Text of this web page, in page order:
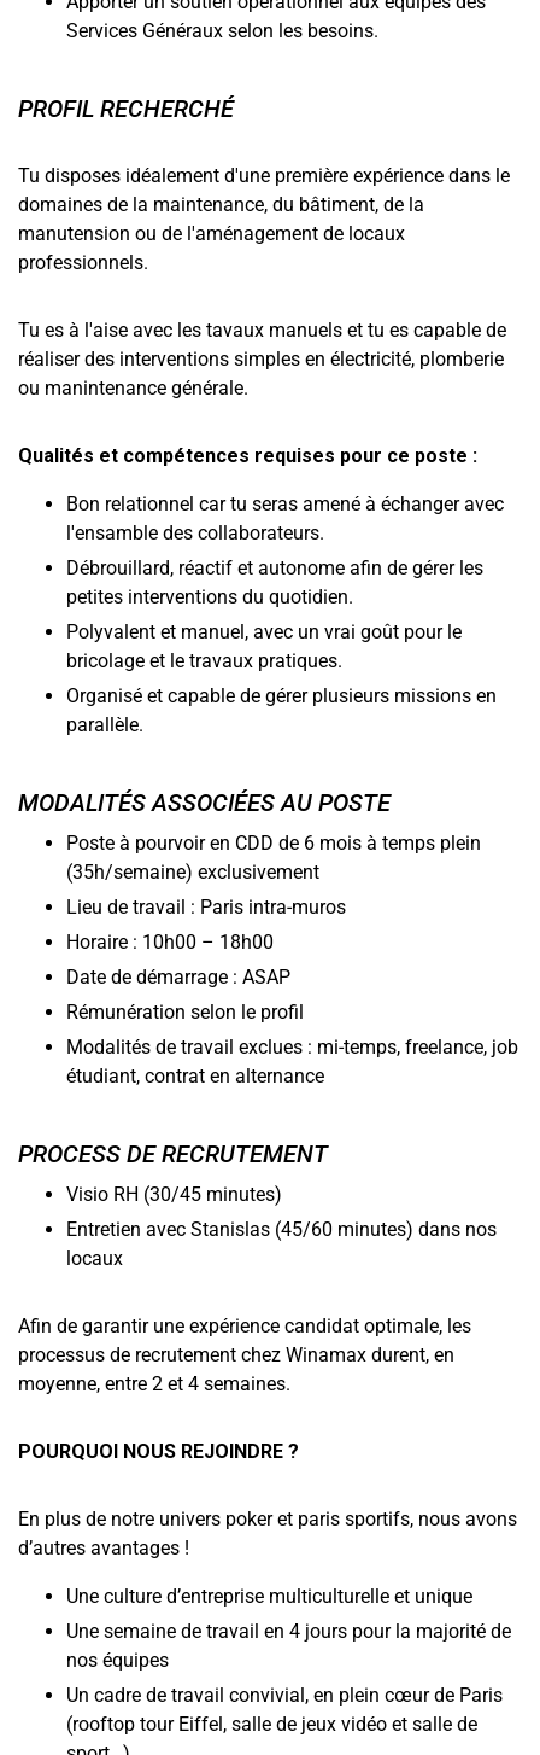
Services Généraux selon les besoins.
PROFIL RECHERCHÉ
Tu disposes idéalement d'une première expérience dans le
domaines de la maintenance, du bâtiment, de la
manutension ou de l'aménagement de locaux
professionnels.
Tu es à l'aise avec les tavaux manuels et tu es capable de
réaliser des interventions simples en électricité, plomberie
ou manintenance générale.
Qualités et compétences requises pour ce poste :
Bon relationnel car tu seras amené à échanger avec
l'ensamble des collaborateurs.
Débrouillard, réactif et autonome afin de gérer les
petites interventions du quotidien.
Polyvalent et manuel, avec un vrai goût pour le
bricolage et le travaux pratiques.
Organisé et capable de gérer plusieurs missions en
parallèle.
MODALITÉS ASSOCIÉES AU POSTE
Poste à pourvoir en CDD de 6 mois à temps plein
(35h/semaine) exclusivement
Lieu de travail : Paris intra-muros
Horaire : 10h00 – 18h00
Date de démarrage : ASAP
Rémunération selon le profil
Modalités de travail exclues : mi-temps, freelance, job
étudiant, contrat en alternance
PROCESS DE RECRUTEMENT
Visio RH (30/45 minutes)
Entretien avec Stanislas (45/60 minutes) dans nos
locaux
Afin de garantir une expérience candidat optimale, les
processus de recrutement chez Winamax durent, en
moyenne, entre 2 et 4 semaines.
POURQUOI NOUS REJOINDRE ?
En plus de notre univers poker et paris sportifs, nous avons
d’autres avantages !
Une culture d’entreprise multiculturelle et unique
Une semaine de travail en 4 jours pour la majorité de
nos équipes
Un cadre de travail convivial, en plein cœur de Paris
(rooftop tour Eiffel, salle de jeux vidéo et salle de